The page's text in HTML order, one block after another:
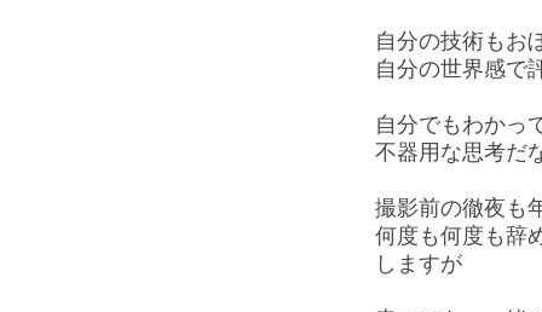
自分の技術もお
自分の世界感で
自分でもわかっ
不器用な思考だ
撮影前の徹夜も
何度も何度も辞
しますが